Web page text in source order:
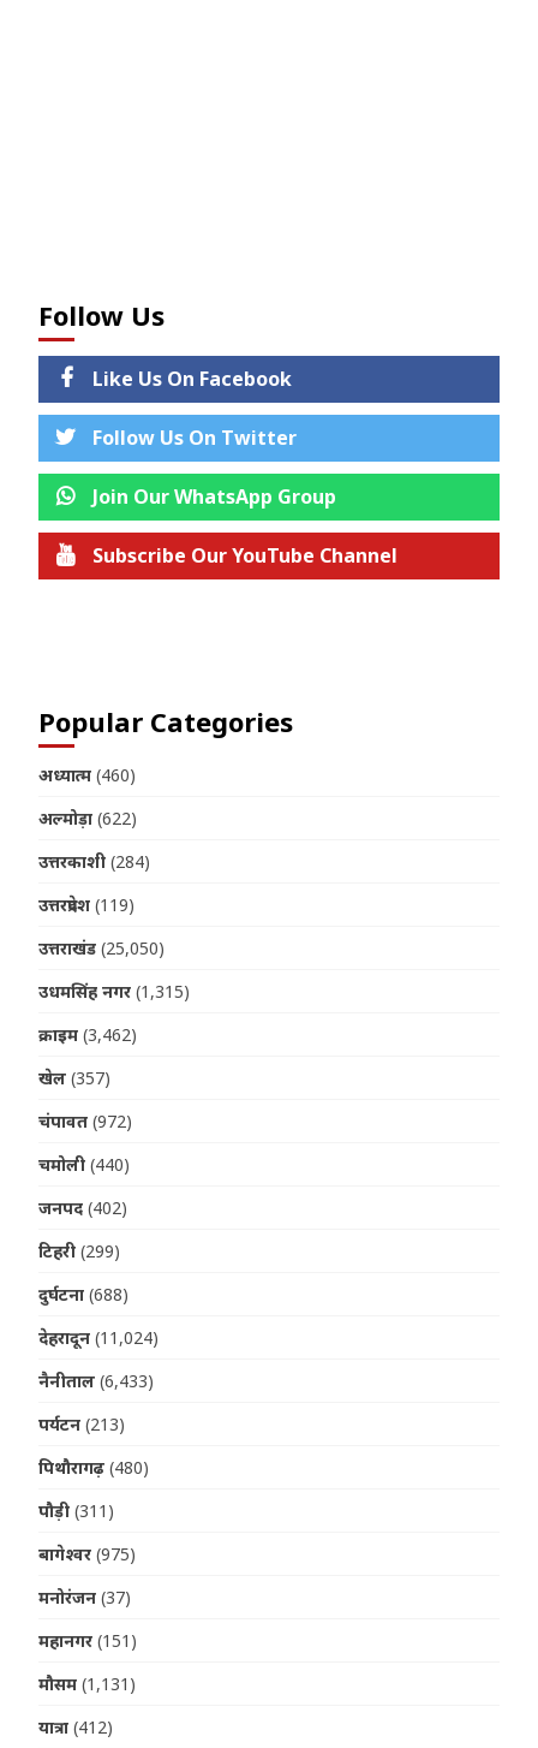
Follow Us
Like Us On Facebook
Follow Us On Twitter
Join Our WhatsApp Group
Subscribe Our YouTube Channel
Popular Categories
अध्यात्म (460)
अल्मोड़ा (622)
उत्तरकाशी (284)
उत्तरप्रदेश (119)
उत्तराखंड (25,050)
उधमसिंह नगर (1,315)
क्राइम (3,462)
खेल (357)
चंपावत (972)
चमोली (440)
जनपद (402)
टिहरी (299)
दुर्घटना (688)
देहरादून (11,024)
नैनीताल (6,433)
पर्यटन (213)
पिथौरागढ़ (480)
पौड़ी (311)
बागेश्वर (975)
मनोरंजन (37)
महानगर (151)
मौसम (1,131)
यात्रा (412)